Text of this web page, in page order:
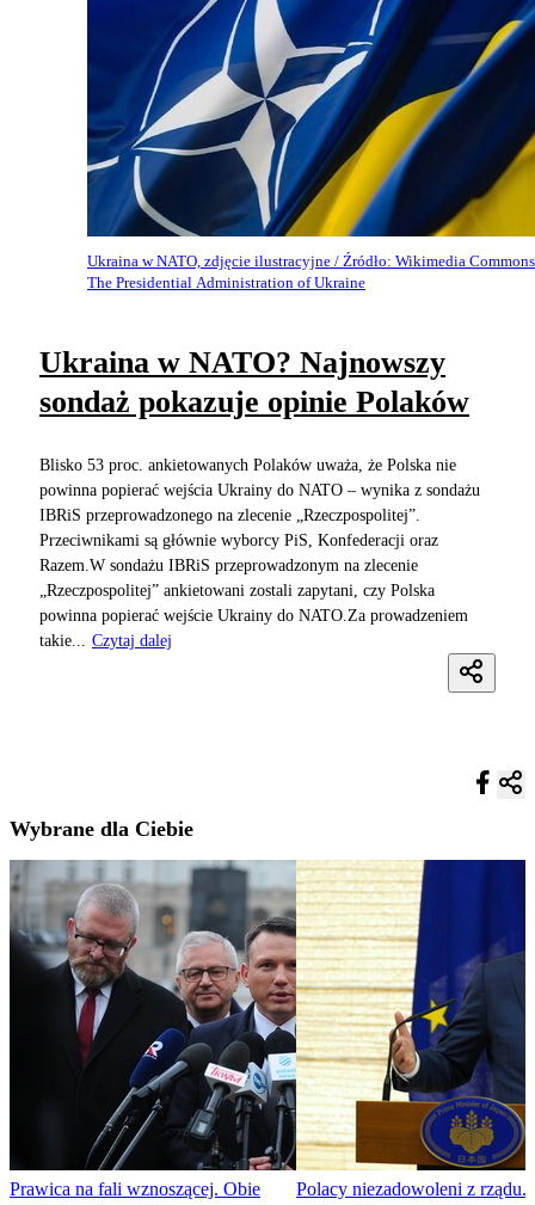
Ukraina w NATO, zdjęcie ilustracyjne / Źródło: Wikimedia
The Presidential Administration of Ukraine
Ukraina w NATO? Najnowszy
sondaż pokazuje opinie Polaków
Blisko 53 proc. ankietowanych Polaków uważa, że Polska nie
powinna popierać wejścia Ukrainy do NATO – wynika z sondażu
IBRiS przeprowadzonego na zlecenie „Rzeczpospolitej”.
Przeciwnikami są głównie wyborcy PiS, Konfederacji oraz
Razem.W sondażu IBRiS przeprowadzonym na zlecenie
„Rzeczpospolitej” ankietowani zostali zapytani, czy Polska
powinna popierać wejście Ukrainy do NATO.Za prowadzeniem
takie...
Czytaj dalej
Wybrane dla Ciebie
Prawica na fali wznoszącej. Obie
Polacy niezadowoleni z rządu.